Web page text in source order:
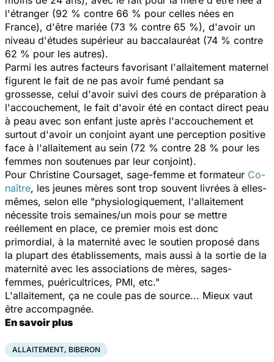
l'étranger (92 % contre 66 % pour celles nées en
France), d'être mariée (73 % contre 65 %), d'avoir un
niveau d'études supérieur au baccalauréat (74 % contre
62 % pour les autres).
Parmi les autres facteurs favorisant l'allaitement maternel
figurent le fait de ne pas avoir fumé pendant sa
grossesse, celui d'avoir suivi des cours de préparation à
l'accouchement, le fait d'avoir été en contact direct peau
à peau avec son enfant juste après l'accouchement et
surtout d'avoir un conjoint ayant une perception positive
face à l'allaitement au sein (72 % contre 28 % pour les
femmes non soutenues par leur conjoint).
Pour Christine Coursaget, sage-femme et formateur Co-
naître, les jeunes mères sont trop souvent livrées à elles-
mêmes, selon elle "physiologiquement, l'allaitement
nécessite trois semaines/un mois pour se mettre
reéllement en place, ce premier mois est donc
primordial, à la maternité avec le soutien proposé dans
la plupart des établissements, mais aussi à la sortie de la
maternité avec les associations de mères, sages-
femmes, puéricultrices, PMI, etc."
L'allaitement, ça ne coule pas de source... Mieux vaut
être accompagnée.
En savoir plus
ALLAITEMENT, BIBERON